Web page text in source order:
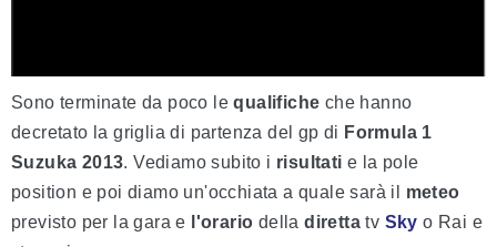
Sono terminate da poco lequalifiche che hanno
decretato la griglia di partenza del gp di Formula 1
Suzuka 2013. Vediamo subito i risultati e la pole
position e poi diamo un'occhiata a quale sarà il meteo
previsto per la gara e
l'orario delladiretta tv Sky o Rai e